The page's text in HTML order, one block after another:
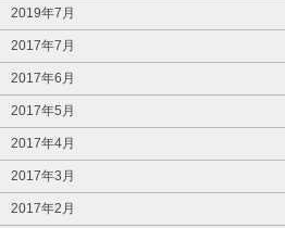
2019年7月
2017年7月
2017年6月
2017年5月
2017年4月
2017年3月
2017年2月